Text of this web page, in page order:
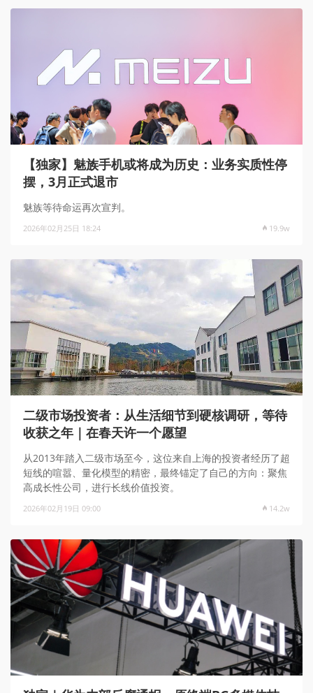
【独家】魅族手机或将成为历史：业务实质性停
摆，3月正式退市
魅族等待命运再次宣判。
2026年02月25日 18:24 19.9w
二级市场投资者：从生活细节到硬核调研，等待
收获之年｜在春天许一个愿望
从2013年踏入二级市场至今，这位来自上海的投资者经历了超
短线的喧嚣、量化模型的精密，最终锚定了自己的方向：聚焦
高成长性公司，进行长线价值投资。
2026年02月19日 09:00 14.2w